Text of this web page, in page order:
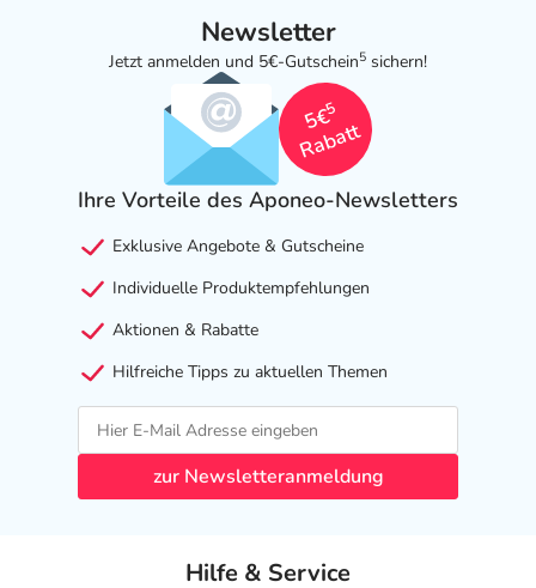
Newsletter
Jetzt anmelden und 5€-Gutschein5 sichern!
5€
5
Rabatt
Ihre Vorteile des Aponeo-Newsletters
Exklusive Angebote & Gutscheine
Individuelle Produktempfehlungen
Aktionen & Rabatte
Hilfreiche Tipps zu aktuellen Themen
zur Newsletteranmeldung
Hilfe & Service